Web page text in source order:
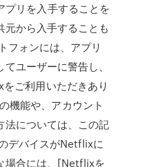
リを入手することを
から入手することも
フォンには、アプリ
ユーザーに警告し、
ご利用いただきあり
機能や、アカウント
法については、この記
デバイスがNetflixに
場合には、[Netflixを